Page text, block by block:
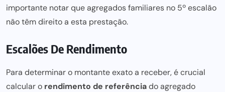
importante notar que agregados familiares no 5º escalão
não têm direito a esta prestação.
Escalões De Rendimento
Para determinar o montante exato a receber, é crucial
calcular o rendimento de referênciado agregado